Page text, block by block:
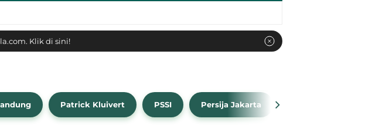
Klik di sini!
Patrick Kluivert PSSI Persija Jakarta